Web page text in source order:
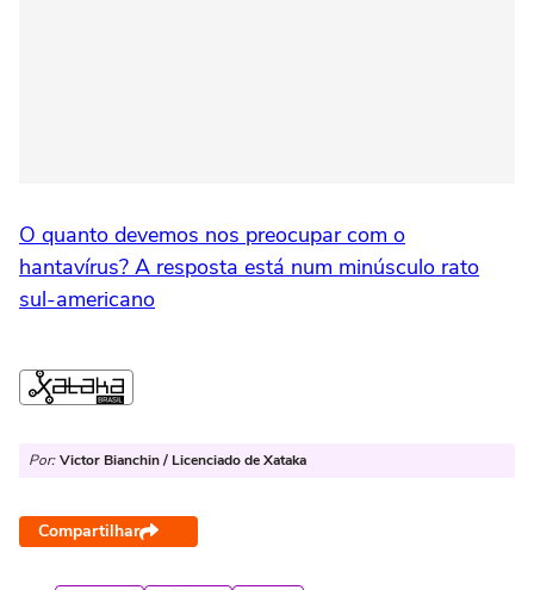
O quanto devemos nos preocupar com o
hantavírus? A resposta está num minúsculo rato
sul-americano
Por: Victor Bianchin / Licenciado de Xataka
Compartilhar